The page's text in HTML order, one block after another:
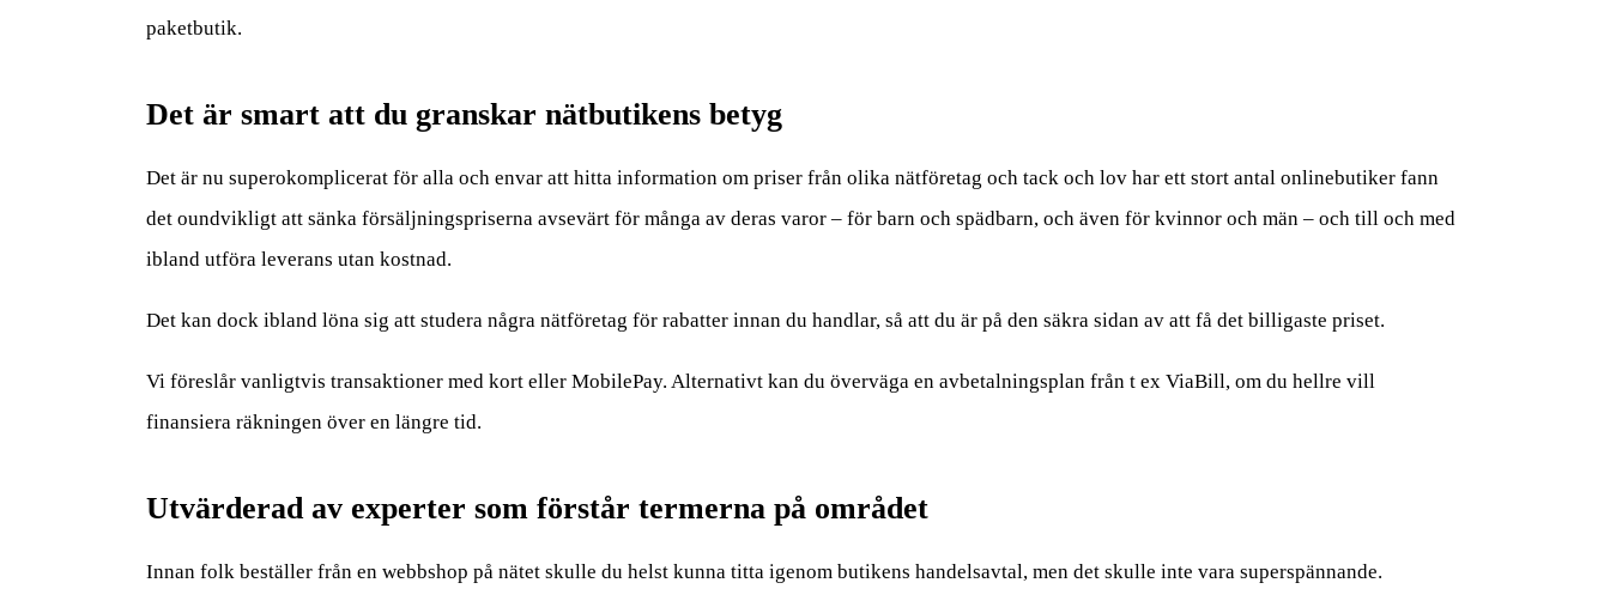
paketbutik.
Det är smart att du granskar nätbutikens betyg
Det är nu superokomplicerat för alla och envar att hitta information om priser från olika nätföretag och tack och lov har ett stort antal onlinebutiker fann
det oundvikligt att sänka försäljningspriserna avsevärt för många av deras varor – för barn och spädbarn, och även för kvinnor och män – och till och med
ibland utföra leverans utan kostnad.
Det kan dock ibland löna sig att studera några nätföretag för rabatter innan du handlar, så att du är på den säkra sidan av att få det billigaste priset.
Vi föreslår vanligtvis transaktioner med kort eller MobilePay. Alternativt kan du överväga en avbetalningsplan från t ex ViaBill, om du hellre vill
finansiera räkningen över en längre tid.
Utvärderad av experter som förstår termerna på området
Innan folk beställer från en webbshop på nätet skulle du helst kunna titta igenom butikens handelsavtal, men det skulle inte vara superspännande.